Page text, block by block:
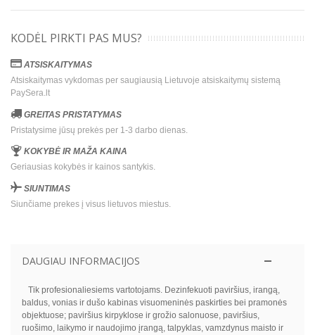
KODĖL PIRKTI PAS MUS?
ATSISKAITYMAS
Atsiskaitymas vykdomas per saugiausią Lietuvoje atsiskaitymų sistemą
PaySera.lt
GREITAS PRISTATYMAS
Pristatysime jūsų prekės per 1-3 darbo dienas.
KOKYBĖ IR MAŽA KAINA
Geriausias kokybės ir kainos santykis.
SIUNTIMAS
Siunčiame prekes į visus lietuvos miestus.
DAUGIAU INFORMACIJOS
Tik profesionaliesiems vartotojams. Dezinfekuoti paviršius, irangą,
baldus, vonias ir dušo kabinas visuomeninės paskirties bei pramonės
objektuose; paviršius kirpyklose ir grožio salonuose, paviršius,
ruošimo, laikymo ir naudojimo įrangą, talpyklas, vamzdynus maisto ir